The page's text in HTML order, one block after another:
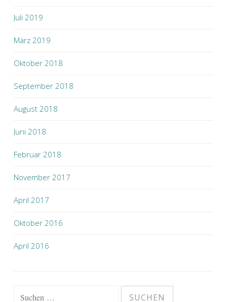
Juli 2019
März 2019
Oktober 2018
September 2018
August 2018
Juni 2018
Februar 2018
November 2017
April 2017
Oktober 2016
April 2016
Suchen